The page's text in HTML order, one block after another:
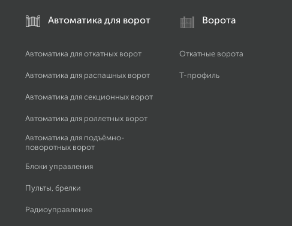
Автоматика для ворот
Автоматика для откатных ворот
Автоматика для распашных ворот
Автоматика для секционных ворот
Автоматика для роллетных ворот
Автоматика для подъёмно-
поворотных ворот
Блоки управления
Пульты, брелки
Радиоуправление
Ворота
Откатные ворота
Т-профиль